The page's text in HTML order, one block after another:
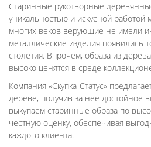
Старинные рукотворные
уникальностью и искусной работой
многих веков верующие не имели
металлические изделия появились
столетия. Впрочем, образа из
высоко ценятся в среде
Компания «Скупка-Статус»
дереве, получив за нее достойное
выкупаем старинные образа по
честную оценку, обеспечивая
каждого клиента.